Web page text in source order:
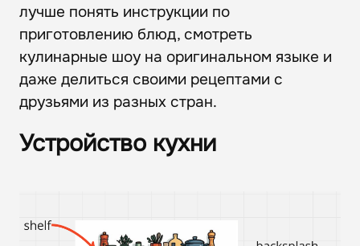
лучше понять инструкции по
приготовлению блюд, смотреть
кулинарные шоу на оригинальном языке и
даже делиться своими рецептами с
друзьями из разных стран.
Устройство кухни